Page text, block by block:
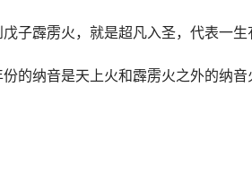
子霹雳火，就是超凡入圣，代表一生
的纳音是天上火和霹雳火之外的纳音